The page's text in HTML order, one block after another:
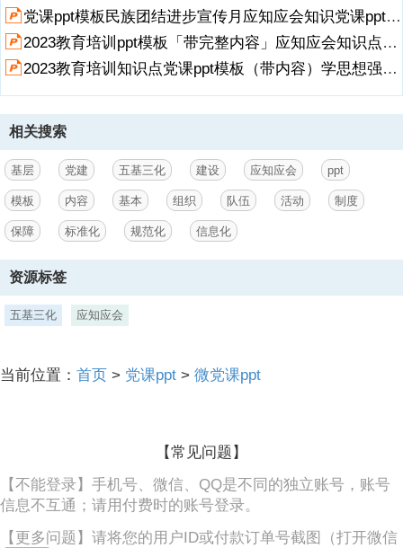
2、应当成立党的基层组织，实现应建尽建并配备组织委员。党员100人
以上的，设立党的基层委员会。党员不足100人的，因工作需要，经上
级党组织批准，也可以设立党的基层委员会。党的基层委员会由党员大
会或者党员代表大会选举产生，每届任期一般为5年。党员50人以上、
员会由党员大会选举产生，每届任期一般为3年。正式党员3人以上的，
成立党支部。正式党员7人以上的党支部，设立支部委员会；正式党员
不足7人的党支部，设1名书记，必要时可以设1名副书记。党的支部委
员会和不设支部委员会的支部书记、
3、副书记，每届任期一般为3年。基层委员会、总支部委员会、支部委
员会的书记、副书记选举产生后，应报上级党组织批准。党的基层委员
织根据具体情况决定。党的总支部委员会和支部委员会设纪律检查委
员。,基本组织建设：,党支部委员会一般设委员3-5名；党总支部委员会
一般设委员5-7名；党的委员会一般设委员5-7名，最多不超过9名。委
员会职数原则应当为单数。专职党务工作人员一般按照单位职工总数不
须把政治标准放在首位，经过党的支部，坚持个别吸收的原则。申请入
党课ppt模板民族团结进步宣传月应知应会知识党课ppt模板「带完整内容」中华民族一家亲 同心共筑中国梦.pptx
2023教育培训ppt模板「带完整内容」应知应会知识点汇总ppt模板党课.pptx
2023教育培训知识点党课ppt模板（带内容）学思想强党性重实践建新功知识应知应会课件模板下载.pptx
相关搜索
基层 党建 五基三化 建设 应知应会 ppt
模板 内容 基本 组织 队伍 活动 制度
保障 标准化 规范化 信息化
资源标签
五基三化 应知应会
当前位置： 首页 > 党课ppt > 微党课ppt
【常见问题】
【不能登录】手机号、微信、QQ是不同的独立账号，账号
信息不互通；请用付费时的账号登录。
【更多问题】请将您的用户ID或付款订单号截图（打开微信